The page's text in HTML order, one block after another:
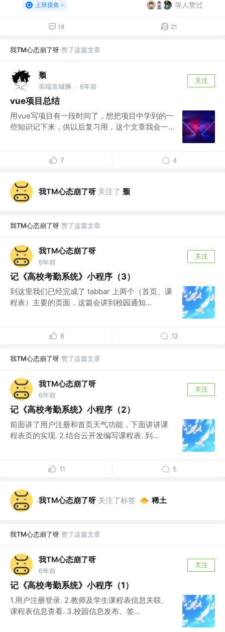
上班摸鱼 等人赞过
18 21
我TM心态崩了呀 赞了这篇文章
颓
前端攻城狮 · 6年前
关注
vue项目总结
用vue写项目有一段时间了，想把项目中学到的一
些知识记下来，供以后复习用，这个文章我会一...
7 4
我TM心态崩了呀 关注了 颓
我TM心态崩了呀 赞了这篇文章
我TM心态崩了呀
6年前
关注
记《高校考勤系统》小程序（3）
到这里我们已经完成了 tabbar 上两个（首页、课
程表）主要的页面，这篇会讲到校园通知...
8 12
我TM心态崩了呀 赞了这篇文章
我TM心态崩了呀
6年前
关注
记《高校考勤系统》小程序（2）
前面讲了用户注册和首页天气功能，下面讲讲课
程表页的实现. 2.结合云开发编写课程表. 到...
11 5
我TM心态崩了呀 关注了标签 稀土
我TM心态崩了呀 赞了这篇文章
我TM心态崩了呀
6年前
关注
记《高校考勤系统》小程序（1）
1.用户注册登录. 2.教师及学生课程表信息关联、
课程表信息查看. 3.校园信息发布、签...